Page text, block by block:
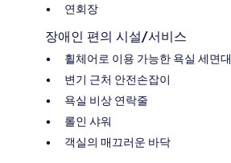
연회장
장애인 편의 시설/서비스
휠체어로 이용 가능한 욕실 세면대
변기 근처 안전손잡이
욕실 비상 연락줄
롤인 샤워
객실의 매끄러운 바닥